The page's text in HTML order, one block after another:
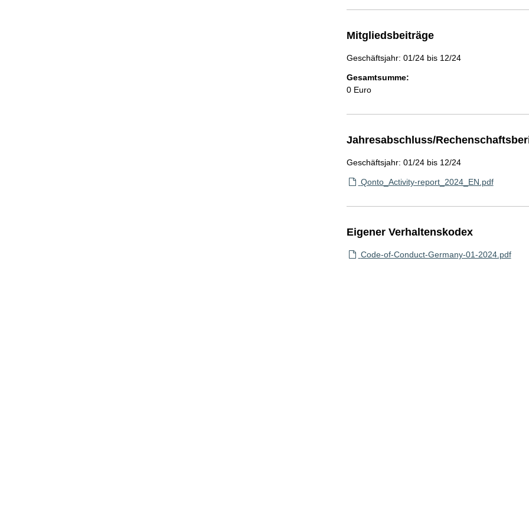
Mitgliedsbeiträge
Geschäftsjahr: 01/24 bis 12/24
Gesamtsumme:
0 Euro
Jahresabschluss/
Geschäftsjahr: 01/24 bis 12/24
Qonto_Activity-report_2024_EN.pdf
Eigener Verhaltenskodex
Code-of-Conduct-Germany-01-2024.pdf